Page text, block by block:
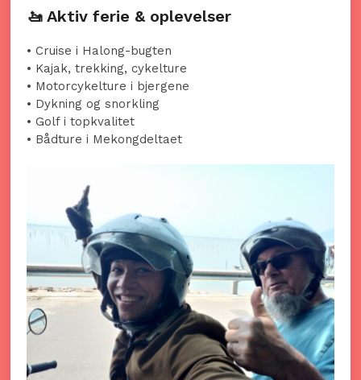
🚤 Aktiv ferie & oplevelser
• Cruise i Halong-bugten
• Kajak, trekking, cykelture
• Motorcykelture i bjergene
• Dykning og snorkling
• Golf i topkvalitet
• Bådture i Mekongdeltaet